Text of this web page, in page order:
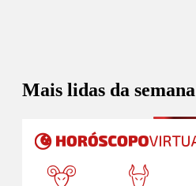
Mais lidas da semana